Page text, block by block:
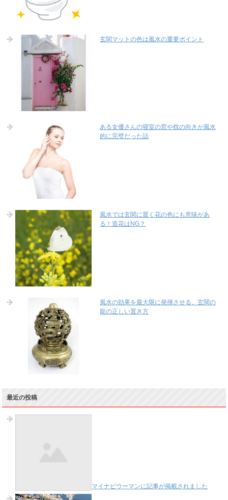
玄関マットの色は風水の重要ポイント
ある女優さんの寝室の窓や枕の向きが風水
的に完璧だった話
風水では玄関に置く花の色にも意味があ
る！造花はNG？
風水の効果を最大限に発揮させる、玄関の
龍の正しい置き方
最近の投稿
マイナビウーマンに記事が掲載されました